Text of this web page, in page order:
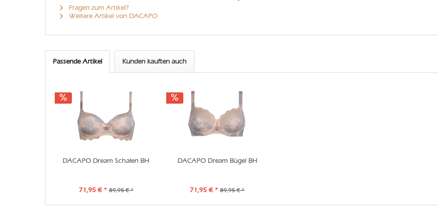
Fragen zum Artikel?
Weitere Artikel von DACAPO
Passende Artikel Kunden kauften auch
DACAPO Dream Schalen BH
71,95 € * 89,95 € *
DACAPO Dream Bügel BH
71,95 € * 89,95 € *